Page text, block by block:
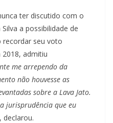
ter discutido com o
a possibilidade de
recordar seu voto
admitiu
me arrependo da
não houvesse as
sobre a Lava Jato.
jurisprudência que eu
declarou.